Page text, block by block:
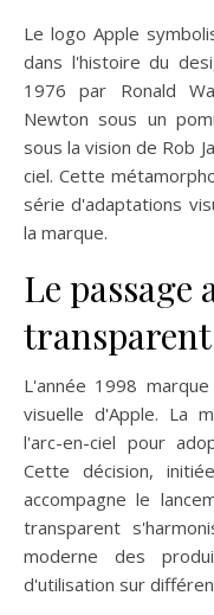
Le logo Apple
dans l'histoire du
1976 par Ronald
Newton sous un
sous la vision de Rob
ciel. Cette
série d'adaptations
la marque.
Le
transparent
L'année 1998
visuelle d'Apple. La
l'arc-en-ciel pour
Cette décision,
accompagne le
transparent
moderne des
d'utilisation sur